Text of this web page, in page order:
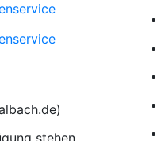
)
stehen.